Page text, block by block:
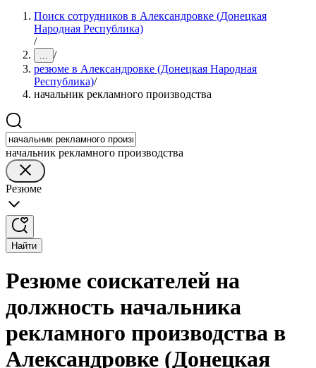
Поиск сотрудников в Александровке (Донецкая
Народная Республика)
/
... /
резюме в Александровке (Донецкая Народная
Республика)/
начальник рекламного производства
начальник рекламного производства
Резюме
Найти
Резюме соискателей на
должность начальника
рекламного производства в
Александровке (Донецкая